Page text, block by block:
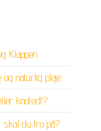
Kläppen
naturlig pleje
knofedt?
skal du tro på?